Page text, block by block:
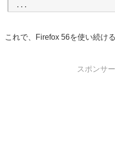
...
これで、Firefox 56を使い続け
スポンサ